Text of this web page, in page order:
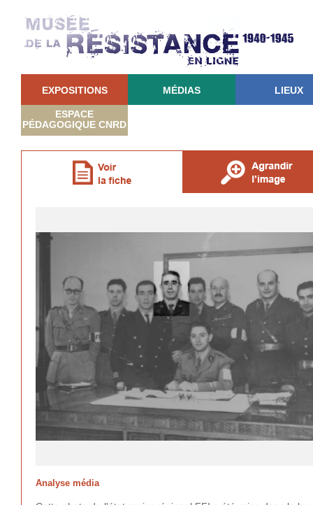
EXPOSITIONS MÉDIAS LIEUX
ESPACE
PÉDAGOGIQUE CNRD
Analyse média